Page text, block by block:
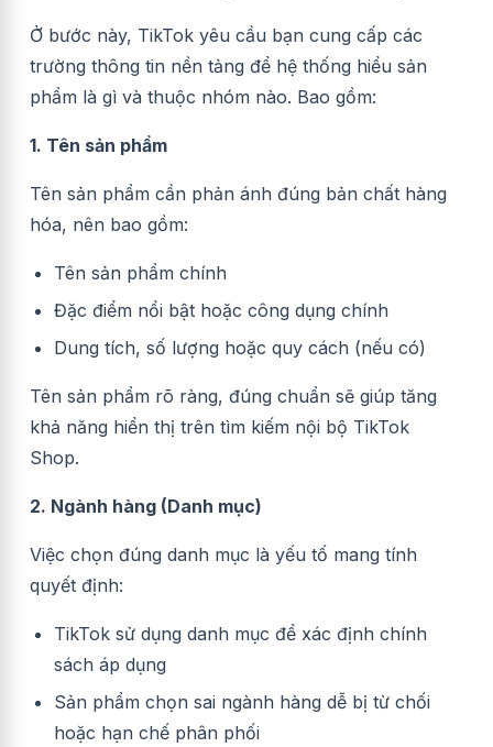
Ở bước này, TikTok yêu cầu bạn cung cấp các
trường thông tin nền tảng để hệ thống hiểu sản
phẩm là gì và thuộc nhóm nào. Bao gồm:
1. Tên sản phẩm
Tên sản phẩm cần phản ánh đúng bản chất hàng
hóa, nên bao gồm:
Tên sản phẩm chính
Đặc điểm nổi bật hoặc công dụng chính
Dung tích, số lượng hoặc quy cách (nếu có)
Tên sản phẩm rõ ràng, đúng chuẩn sẽ giúp tăng
khả năng hiển thị trên tìm kiếm nội bộ TikTok
Shop.
2. Ngành hàng (Danh mục)
Việc chọn đúng danh mục là yếu tố mang tính
quyết định:
TikTok sử dụng danh mục để xác định chính
sách áp dụng
Sản phẩm chọn sai ngành hàng dễ bị từ chối
hoặc hạn chế phân phối